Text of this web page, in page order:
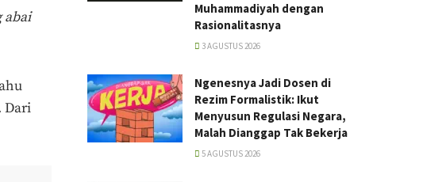
abai
Dari
Muhammadiyah dengan
Rasionalitasnya
3 AGUSTUS 2026
Ngenesnya Jadi Dosen di
Rezim Formalistik: Ikut
Menyusun Regulasi Negara,
Malah Dianggap Tak Bekerja
5 AGUSTUS 2026